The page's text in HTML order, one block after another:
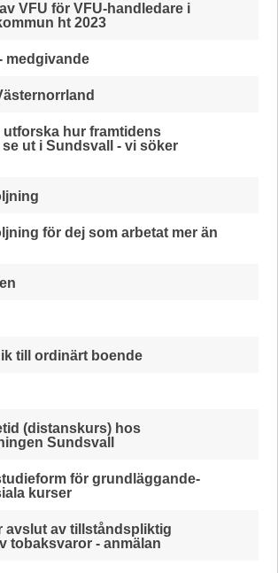
VFU för VFU-handledare i
ht 2023
medgivande
utforska hur framtidens
ut i Sundsvall - vi söker
för dej som arbetat mer än
till ordinärt boende
(distanskurs) hos
Sundsvall
för grundläggande-
kurser
avslut av tillståndspliktig
tobaksvaror - anmälan